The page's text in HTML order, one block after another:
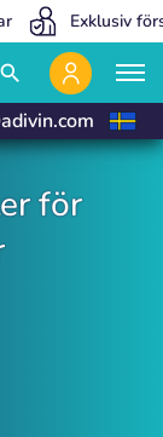
Exklusiv
search
close
close
Beach Flag
för